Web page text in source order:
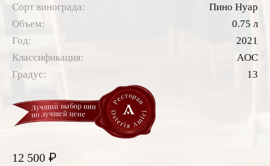
Сорт винограда:
Пино Нуар
Объем:
0.75 л
Год:
2021
Классификация:
AOC
Градус:
13
12 500 ₽